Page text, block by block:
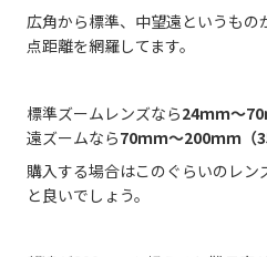
広角から標準、中望遠というも
点距離を網羅してます。
標準ズームレンズなら24ｍｍ～
遠ズームなら70ｍｍ～200ｍｍ（
購入する場合はこのぐらいのレン
と良いでしょう。